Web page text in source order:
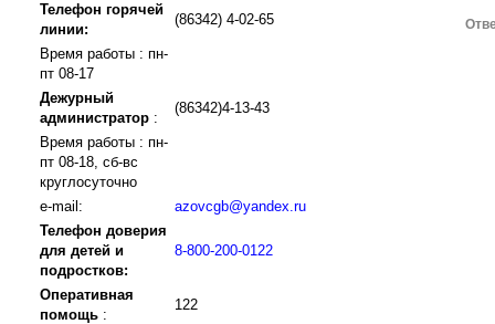
Телефон горячей
линии:
(86342) 4-02-65
Время работы : пн-
пт 08-17
Дежурный
администратор :
(86342)4-13-43
Время работы : пн-
пт 08-18, сб-вс
круглосуточно
e-mail:
azovcgb@yandex.ru
Телефон доверия
для детей и
подростков:
8-800-200-0122
Оперативная
помощь :
122